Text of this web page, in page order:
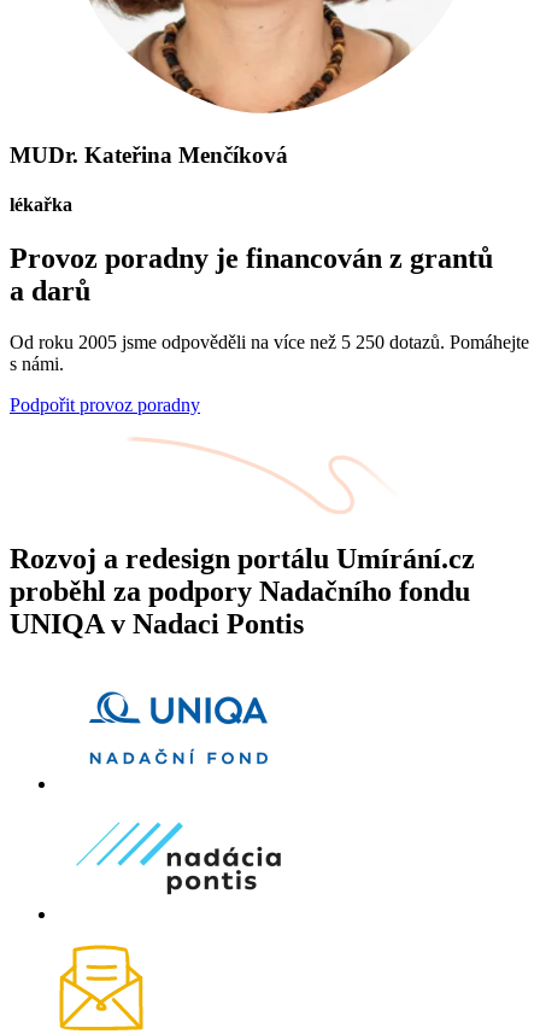
MUDr. Kateřina Menčíková
lékařka
Provoz poradny je financován z grantů
a darů
Od roku 2005 jsme odpověděli na více než 5 250 dotazů. Pomáhejte
s námi.
Podpořit provoz poradny
Rozvoj a redesign portálu Umírání.cz
proběhl za podpory Nadačního fondu
UNIQA v Nadaci Pontis